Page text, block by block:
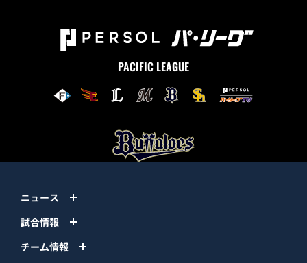
PACIFIC LEAGUE
ニュース
試合情報
チーム情報